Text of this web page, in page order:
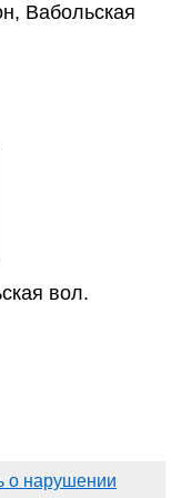
Вабольская
вол.
о нарушении